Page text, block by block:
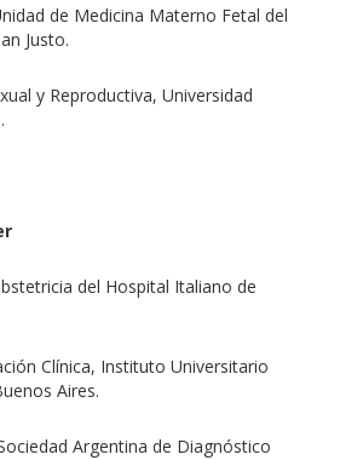
de Medicina Materno Fetal del
Justo.
y Reproductiva, Universidad
del Hospital Italiano de
Clínica, Instituto Universitario
Aires.
Argentina de Diagnóstico